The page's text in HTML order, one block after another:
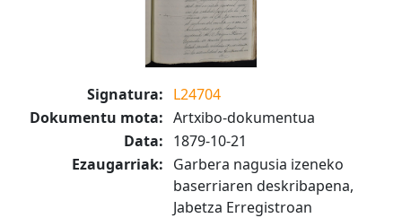
Signatura: L24704
Dokumentu mota: Artxibo-dokumentua
Data: 1879-10-21
Ezaugarriak: Garbera nagusia izeneko
baserriaren deskribapena,
Jabetza Erregistroan